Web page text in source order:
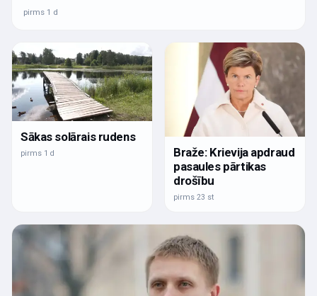
pirms 1 d
Sākas solārais rudens
pirms 1 d
Braže: Krievija apdraud
pasaules pārtikas
drošību
pirms 23 st